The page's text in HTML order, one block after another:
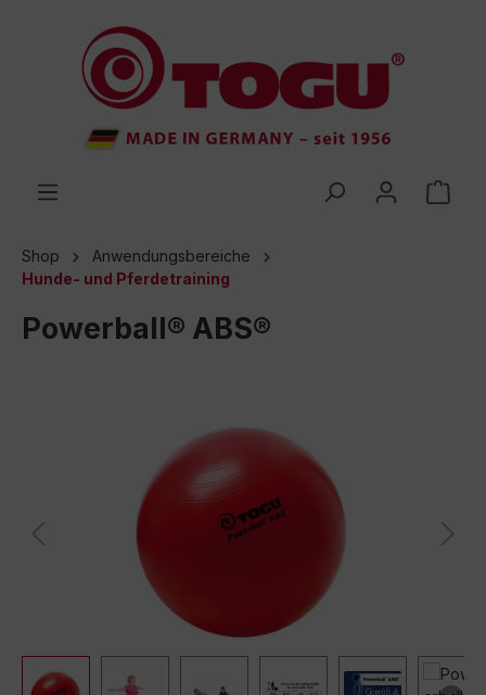
springen
Shop
Anwendungsbereiche
Hunde- und Pferdetraining
Powerball® ABS®